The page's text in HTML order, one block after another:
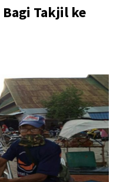
Bagi Takjil ke